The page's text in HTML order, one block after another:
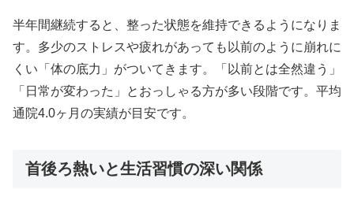
半年間継続すると、整った状態を維持できるようになりま
す。多少のストレスや疲れがあっても以前のように崩れに
くい「体の底力」がついてきます。「以前とは全然違う」
「日常が変わった」とおっしゃる方が多い段階です。平均
通院4.0ヶ月の実績が目安です。
首後ろ熱いと生活習慣の深い関係